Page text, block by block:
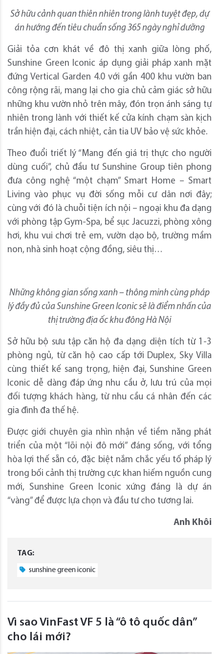
Sở hữu cảnh quan thiên nhiên trong lành tuyệt đẹp, dự
án hướng đến tiêu chuẩn sống 365 ngày nghỉ dưỡng
Giải tỏa cơn khát về đô thị xanh giữa lòng phố,
Sunshine Green Iconic áp dụng giải pháp xanh mặt
đứng Vertical Garden 4.0 với gần 400 khu vườn ban
công rộng rãi, mang lại cho gia chủ cảm giác sở hữu
những khu vườn nhỏ trên mây, đón trọn ánh sáng tự
nhiên trong lành với thiết kế cửa kính chạm sàn kịch
trần hiện đại, cách nhiệt, cản tia UV bảo vệ sức khỏe.
Theo đuổi triết lý “Mang đến giá trị thực cho người
dùng cuối”, chủ đầu tư Sunshine Group tiên phong
đưa công nghệ “một chạm” Smart Home – Smart
Living vào phục vụ đời sống mỗi cư dân nơi đây;
cùng với đó là chuỗi tiện ích nội – ngoại khu đa dạng
với phòng tập Gym-Spa, bể sục Jacuzzi, phòng xông
hơi, khu vui chơi trẻ em, vườn dạo bộ, trường mầm
non, nhà sinh hoạt cộng đồng, siêu thị…
Những không gian sống xanh – thông minh cùng pháp
lý đầy đủ của Sunshine Green Iconic sẽ là điểm nhấn của
thị trường địa ốc khu đông Hà Nội
Sở hữu bộ sưu tập căn hộ đa dạng diện tích từ 1-3
phòng ngủ, từ căn hộ cao cấp tới Duplex, Sky Villa
cùng thiết kế sang trọng, hiện đại, Sunshine Green
Iconic dễ dàng đáp ứng nhu cầu ở, lưu trú của mọi
đối tượng khách hàng, từ nhu cầu cá nhân đến các
gia đình đa thế hệ.
Được giới chuyên gia nhìn nhận về tiềm năng phát
triển của một “lõi nội đô mới” đáng sống, với tổng
hòa lợi thế sẵn có, đặc biệt nắm chắc yếu tố pháp lý
trong bối cảnh thị trường cực khan hiếm nguồn cung
mới, Sunshine Green Iconic xứng đáng là dự án
“vàng” để được lựa chọn và đầu tư cho tương lai.
Anh Khôi
TAG:
sunshine green iconic
Vì sao VinFast VF 5 là “ô tô quốc dân”
cho lái mới?